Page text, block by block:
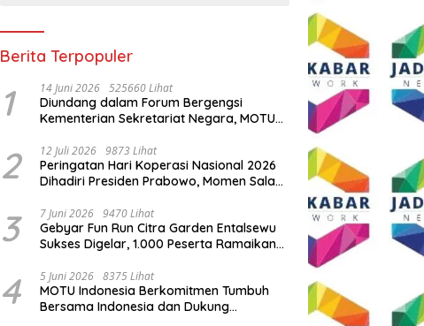
Berita Terpopuler
1 14 Juni 2026 525660 Lihat
Diundang dalam Forum Bergengsi
Kementerian Sekretariat Negara, MOTU
Indonesia
2 12 Juli 2026 9873 Lihat
Peringatan Hari Koperasi Nasional 2026
Dihadiri Presiden Prabowo, Momen Salam
3 7 Juni 2026 9470 Lihat
Gebyar Fun Run Citra Garden Entalsewu
Sukses Digelar, 1.000 Peserta Ramaikan
4 5 Juni 2026 8375 Lihat
MOTU Indonesia Berkomitmen Tumbuh
Bersama Indonesia dan Dukung